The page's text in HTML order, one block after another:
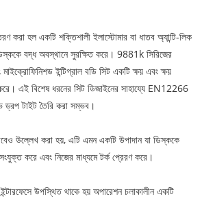
হল একটি শক্তিশালী ইলাস্টোমার বা ধাতব অ্যান্টি-লিক
বদ্ধ অবস্থানে সুরক্ষিত করে। 9881k সিরিজের
ইন্টিগ্রাল বডি সিট একটি ক্ষয় এবং ক্ষয়
এই বিশেষ ধরনের সিট ডিজাইনের সাহায্যে EN12266
ড্রপ টাইট তৈরি করা সম্ভব।
উল্লেখ করা হয়, এটি এমন একটি উপাদান যা ডিস্ককে
করে এবং নিজের মাধ্যমে টর্ক প্রেরণ করে।
উপস্থিত থাকে হয় অপারেশন চলাকালীন একটি